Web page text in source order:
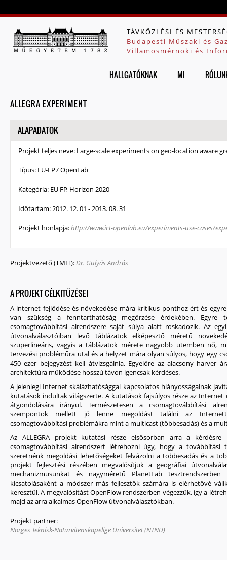
TÁVKÖZLÉSI ÉS
Budapesti Műszaki és
Villamosmérnöki és
HALLGATÓKNAK MI
ALLEGRA EXPERIMENT
ELREJT
ALAPADATOK
Projekt teljes neve: Large-scale experiments on geo-location aware
Típus: EU-FP7 OpenLab
Kategória: EU FP, Horizon 2020
Időtartam:2012. 12. 01 -2013. 08. 31
Projekt honlapja:http://www.ict-openlab.eu/experiments-use-cases/
Projektvezető (TMIT):Dr. Gulyás András
A PROJEKT CÉLKITŰZÉSEI
A internet fejlődése és növekedése mára kritikus ponthoz ért és
van szükség a fenntarthatóság megőrzése érdekében.
csomagtovábbítási alrendszere saját súlya alatt roskadozik. Az
útvonalválasztóiban levő táblázatok elképesztő méretű
szuperlineáris, vagyis a táblázatok mérete nagyobb ütemben nő,
tervezési probléműra utal és a helyzet mára olyan súlyos, hogy egy
450 ezer bejegyzést kell átvizsgálnia. Egyelőre az alacsony harver
architektúra működése hosszú távon igencsak kérdéses.
A jelenlegi Internet skálázhatósággal kapcsolatos hiányosságainak
kutatások indultak világszerte. A kutatások fajsúlyos része az
átgondolására irányul. Természetesen a csomagtovábbítási
szempontok mellett jó lenne megoldást találni az
csomagtovábbítási problémákra mint a multicast (többesadás) és a
Az ALLEGRA projekt kutatási része elsősorban arra a
csomagtovábbítási alrendszert létrehozni úgy, hogy a továbbítási
szeretnénk megoldási lehetőségeket felvázolni a többesadás és a
projekt fejlesztési részében megvalósítjuk a geográfiai
mechanizmusunkat és nagyméretű PlanetLab
kicsatolásaként a módszer más fejlesztők számára is elérhetővé
keresztül. A megvalósítást OpenFlow rendszerben végezzük, így a
majd az arra alkalmas OpenFlow útvonalválasztókban.
Projekt partner:
Norges Teknisk-Naturvitenskapelige Universitet (NTNU)